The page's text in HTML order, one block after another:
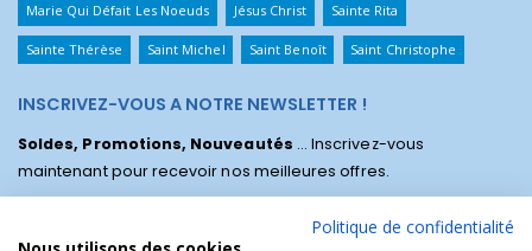
Marie Qui Défait Les Noeuds Jésus Christ Sainte Rita
Sainte Thérèse Saint Michel Saint Benoît Saint Christophe
INSCRIVEZ-VOUS A NOTRE NEWSLETTER !
Soldes, Promotions, Nouveautés ... Inscrivez-vous
maintenant pour recevoir nos meilleures offres.
Politique de confidentialité